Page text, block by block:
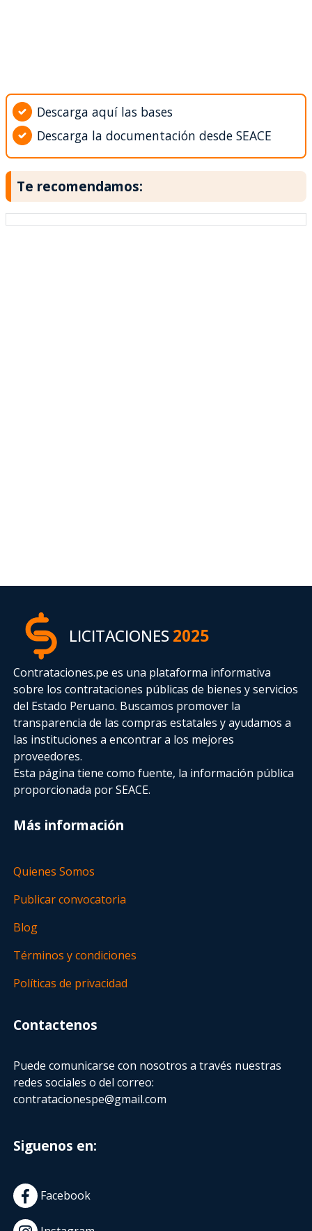
Descarga aquí las bases
Descarga la documentación desde SEACE
Te recomendamos:
LICITACIONES2025
Contrataciones.pe es una plataforma informativa
sobre los contrataciones públicas de bienes y servicios
del Estado Peruano. Buscamos promover la
transparencia de las compras estatalesy ayudamos a
las instituciones a encontrar a los mejores
proveedores.
Esta página tiene como fuente, la información pública
proporcionada por SEACE.
Más información
Quienes Somos
Publicar convocatoria
Blog
Términos y condiciones
Políticas de privacidad
Contactenos
Puede comunicarse con nosotros a través nuestras
redes sociales o del correo:
contratacionespe@gmail.com
Siguenos en:
Facebook